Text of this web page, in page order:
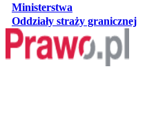
Ministerstwa
Oddziały straży granicznej